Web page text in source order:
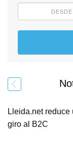
Lleida.net
giro al B2C